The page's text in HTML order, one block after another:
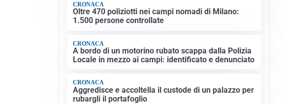
CRONACA
Oltre 470 poliziotti nei campi nomadi di Milano:
1.500 persone controllate
CRONACA
A bordo di un motorino rubato scappa dalla Polizia
Locale in mezzo ai campi: identificato e denunciato
CRONACA
Aggredisce e accoltella il custode di un palazzo per
rubargli il portafoglio